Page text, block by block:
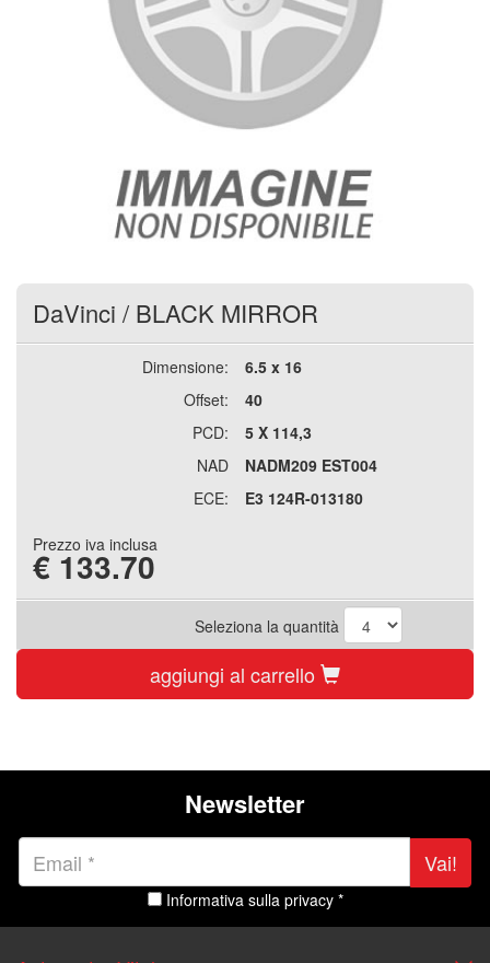
DaVinci / BLACK MIRROR
Dimensione:
6.5 x 16
Offset:
40
PCD:
5 X 114,3
NAD
NADM209 EST004
ECE:
E3 124R-013180
Prezzo iva inclusa
€ 133.70
Seleziona la quantità
aggiungi al carrello
Newsletter
Vai!
Informativa sulla privacy *